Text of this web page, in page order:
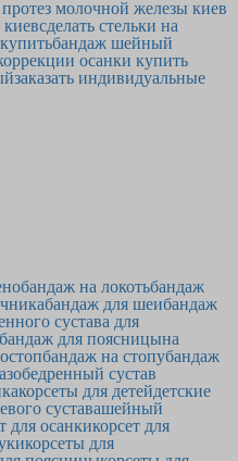
молочной железы киев
киевсделать стельки на
бандаж шейный
осанки купить
заказать индивидуальные
бандаж на локотьбандаж
бандаж для шеибандаж
сустава для
бандаж для поясницына
бандаж на стопубандаж
сустав
корсеты для детейдетские
суставашейный
для осанкикорсет для
корсеты для